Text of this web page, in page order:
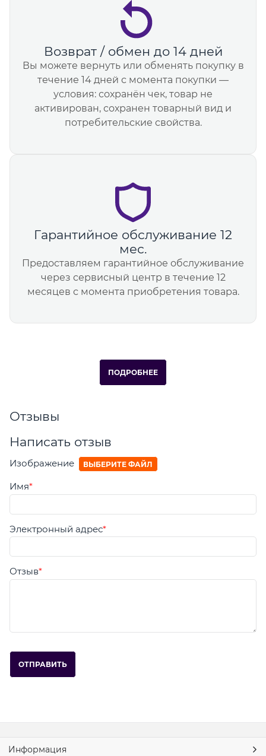
Возврат / обмен до 14 дней
Вы можете вернуть или обменять покупку в
течение 14 дней с момента покупки —
условия: сохранён чек, товар не
активирован, сохранен товарный вид и
потребительские свойства.
Гарантийное обслуживание 12
мес.
Предоставляем гарантийное обслуживание
через сервисный центр в течение 12
месяцев с момента приобретения товара.
ПОДРОБНЕЕ
Отзывы
Написать отзыв
Изображение ВЫБЕРИТЕ ФАЙЛ
Имя
Электронный адрес
Отзыв
Информация